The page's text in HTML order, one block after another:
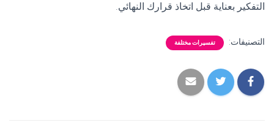
التفكير بعناية قبل اتخاذ قرارك النهائي.
التصنيفات: تفسيرات مختلفة